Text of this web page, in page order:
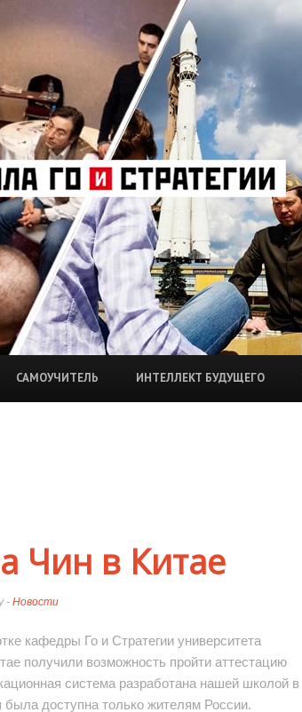
САМОУЧИТЕЛЬ ИНТЕЛЛЕКТ БУДУЩЕГО
Чин в Китае
- Новости
кафедры Го и Стратегии университета
получили возможность пройти аттестацию
система разработана нашей школой в
была доступна только жителям России.